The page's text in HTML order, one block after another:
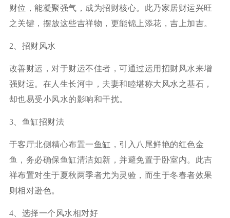
财位，能凝聚强气，成为招财核心。此乃家居财运兴旺
之关键，摆放这些吉祥物，更能锦上添花，吉上加吉。
2、招财风水
改善财运，对于财运不佳者，可通过运用招财风水来增
强财运。在人生长河中，夫妻和睦堪称大风水之基石，
却也易受小风水的影响和干扰。
3、鱼缸招财法
于客厅北侧精心布置一鱼缸，引入八尾鲜艳的红色金
鱼，务必确保鱼缸清洁如新，并避免置于卧室内。此吉
祥布置对生于夏秋两季者尤为灵验，而生于冬春者效果
则相对逊色。
4、选择一个风水相对好